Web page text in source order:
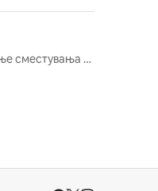
Изнајмување сместувања за одмор